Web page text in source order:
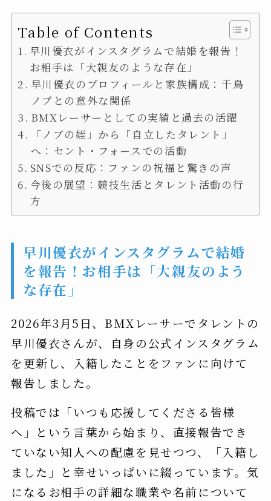
Table of Contents
早川優衣がインスタグラムで結婚を報告！
お相手は「大親友のような存在」
早川優衣のプロフィールと家族構成：千鳥
ノブとの意外な関係
BMXレーサーとしての実績と過去の活躍
「ノブの姪」から「自立したタレント」
へ：セント・フォースでの活動
SNSでの反応：ファンの祝福と驚きの声
今後の展望：競技生活とタレント活動の行
方
早川優衣がインスタグラムで結婚
を報告！お相手は「大親友のよう
な存在」
2026年3月5日、BMXレーサーでタレントの
早川優衣さんが、自身の公式インスタグラム
を更新し、入籍したことをファンに向けて
報告しました。
投稿では「いつも応援してくださる皆様
へ」という言葉から始まり、直接報告でき
ていない知人への配慮を見せつつ、「入籍し
ました」と幸せいっぱいに綴っています。気
になるお相手の詳細な職業や名前について